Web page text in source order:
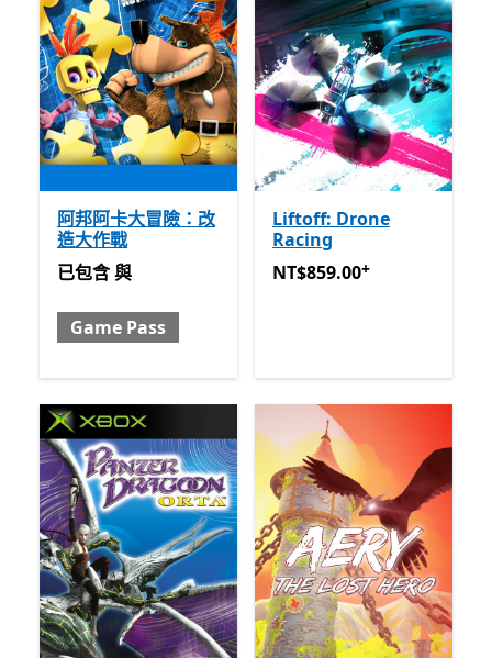
阿邦阿卡大冒險：改
造大作戰
已包含 與 Game Pass
已包含與
Game Pass
Liftoff: Drone
Racing
NT$859.00提供應用程式內
NT$859.00+